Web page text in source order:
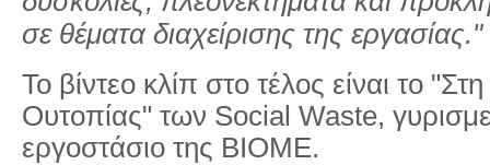
σε θέματα διαχείρισης της εργασίας."
Το βίντεο κλίπ στο τέλος είναι το
Ουτοπίας" των Social Waste,
εργοστάσιο της ΒΙΟΜΕ.